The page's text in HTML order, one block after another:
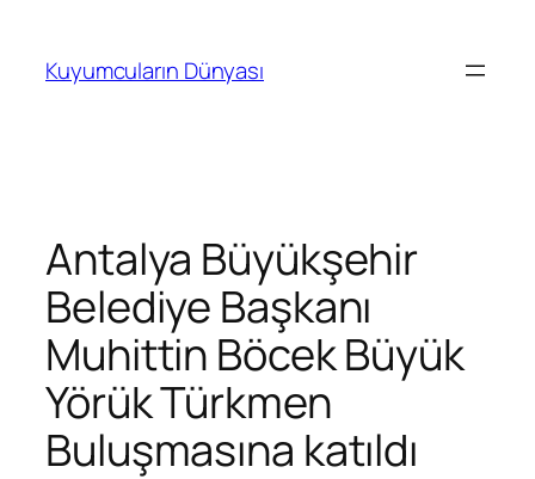
Kuyumcuların Dünyası
Antalya Büyükşehir
Belediye Başkanı
Muhittin Böcek Büyük
Yörük Türkmen
Buluşmasına katıldı